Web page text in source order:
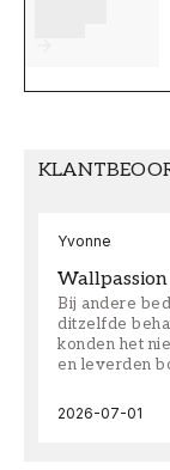
Yvonne
Bij andere
ditzelfde
konden het
en leverden
2026-07-01